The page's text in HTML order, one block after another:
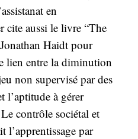
en
cite aussi le livre “The
Haidt pour
lien entre la diminution
non supervisé par des
l’aptitude à gérer
contrôle sociétal et
l’apprentissage par